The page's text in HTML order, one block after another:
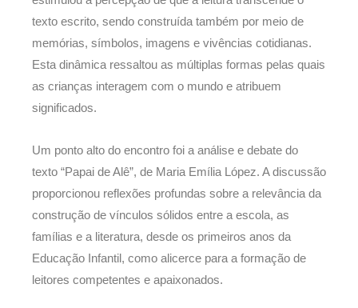
texto escrito, sendo construída também por meio de
memórias, símbolos, imagens e vivências cotidianas.
Esta dinâmica ressaltou as múltiplas formas pelas quais
as crianças interagem com o mundo e atribuem
significados.
Um ponto alto do encontro foi a análise e debate do
texto “Papai de Alê”, de Maria Emília López. A discussão
proporcionou reflexões profundas sobre a relevância da
construção de vínculos sólidos entre a escola, as
famílias e a literatura, desde os primeiros anos da
Educação Infantil, como alicerce para a formação de
leitores competentes e apaixonados.